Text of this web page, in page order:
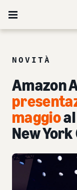
NOVITÀ
Amazon
maggioal
New